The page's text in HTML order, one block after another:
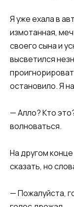
​​Я уже ехала в
измотанная,
своего сына и
высветился
остановило. Я
​​— Алло? Кто
волноваться.​​
​​На другом
сказать, но
​​— Пожалуйста,